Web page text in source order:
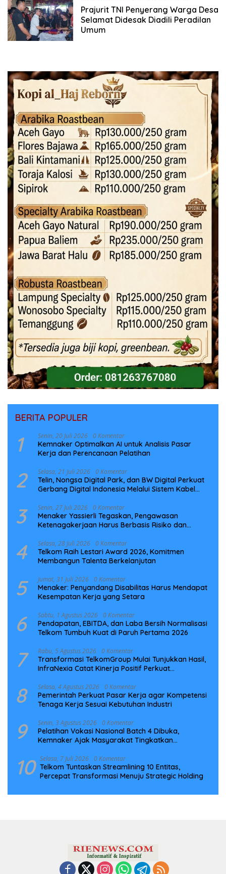
Prajurit TNI Penyerang Warga Desa
Selamat Didesak Diadili Peradilan
Umum
BERITA POPULER
1 Senin, 20 Juli 2026 0 Komentar
Kemnaker Optimalkan AI untuk Analisis Pasar
Kerja dan Perencanaan Pelatihan
2 Selasa, 21 Juli 2026 0 Komentar
Telin, Nongsa Digital Park, dan BW Digital Perkuat
Gerbang Digital Indonesia Melalui Sistem Kabel
3 Senin, 27 Juli 2026 0 Komentar
Menaker Yassierli Tegaskan, Pengawasan
Ketenagakerjaan Harus Berbasis Risiko dan
4 Selasa, 28 Juli 2026 0 Komentar
Telkom Raih Lestari Award 2026, Komitmen
Membangun Talenta Berkelanjutan
5 Jumat, 31 Juli 2026 0 Komentar
Menaker: Penyandang Disabilitas Harus Mendapat
Kesempatan Kerja yang Setara
6 Sabtu, 1 Agustus 2026 0 Komentar
Pendapatan, EBITDA, dan Laba Bersih Normalisasi
Telkom Tumbuh Kuat di Paruh Pertama 2026
7 Rabu, 5 Agustus 2026 0 Komentar
Transformasi TelkomGroup Mulai Tunjukkan Hasil,
InfraNexia Catat Kinerja Positif Perkuat
8 Selasa, 4 Agustus 2026 0 Komentar
Pemerintah Perkuat Pasar Kerja agar Kompetensi
Tenaga Kerja Sesuai Kebutuhan Industri
9 Senin, 3 Agustus 2026 0 Komentar
Pelatihan Vokasi Nasional Batch 4 Dibuka,
Kemnaker Ajak Masyarakat Tingkatkan
10 Selasa, 7 Juli 2026 0 Komentar
Telkom Tuntaskan Streamlining 10 Entitas,
Percepat Transformasi Menuju Strategic Holding